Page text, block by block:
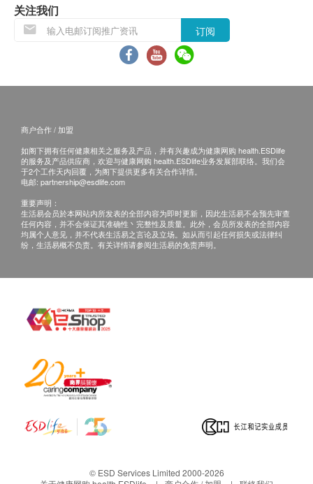
总蛋白质
丙种谷氨基转移酵素
肾功能
尿素
钾
钠
氯化物
重碳酸盐
血液检查
红血球压积率
红血球平均血红素浓度
平均红血球体积
血氧检查
嗜酸性粒细胞
嗜碱性粒细胞
单核细胞
淋巴细胞
咨询有认可资格的医生，作出诊断及治疗。
本服务/产品由商户提供。生活易【健康网购
health.ESDlife】并没有经营或提供本服务/产品。
有关此服务/产品的错漏或延误，或因使用此服务/
关注我们
订阅
商户合作 / 加盟
如阁下拥有任何健康相关之服务及产品，并有兴趣成为健康网购 health.ESDlife
的服务及产品供应商，欢迎与健康网购 health.ESDlife业务发展部联络。我们会
于2个工作天内回覆，为阁下提供更多有关合作详情。
电邮: partnership@esdlife.com
重要声明：
生活易会员於本网站内所发表的全部内容为即时更新，因此生活易不会预先审查
任何内容，并不会保证其准确性丶完整性及质量。此外，会员所发表的全部内容
均属个人意见，并不代表生活易之言论及立场。如从而引起任何损失或法律纠
纷，生活易概不负责。有关详情请参阅生活易的免责声明。
© ESD Services Limited 2000-2026